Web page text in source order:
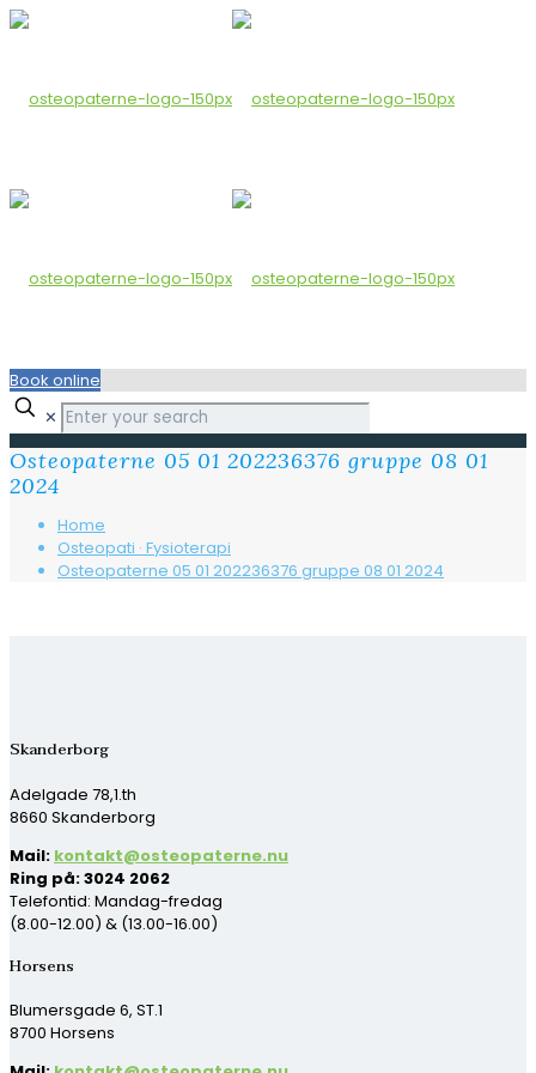
Book online
✕
Osteopaterne 05 01 202236376 gruppe 08 01
2024
Home
Osteopati · Fysioterapi
Osteopaterne 05 01 202236376 gruppe 08 01 2024
Skanderborg
Adelgade 78,1.th
8660 Skanderborg
Mail: kontakt@osteopaterne.nu
Ring på: 3024 2062
Telefontid: Mandag-fredag
(8.00-12.00) & (13.00-16.00)
Horsens
Blumersgade 6, ST.1
8700 Horsens